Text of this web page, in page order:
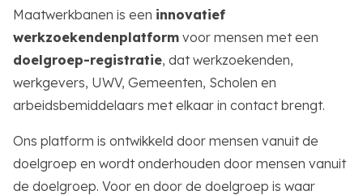
Maatwerkbanen is een innovatief
werkzoekendenplatform voor mensen met een
doelgroep-registratie, dat werkzoekenden,
werkgevers, UWV, Gemeenten, Scholen en
arbeidsbemiddelaars met elkaar in contact brengt.
Ons platform is ontwikkeld door mensen vanuit de
doelgroep en wordt onderhouden door mensen vanuit
de doelgroep. Voor en door de doelgroep is waar